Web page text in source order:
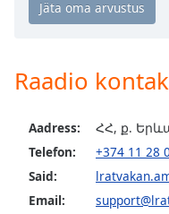
Chapters
Descriptions
off,
selected
Raadio
Aadress:
ՀՀ, ք.
Telefon:
+374 11 28
Said:
Email: